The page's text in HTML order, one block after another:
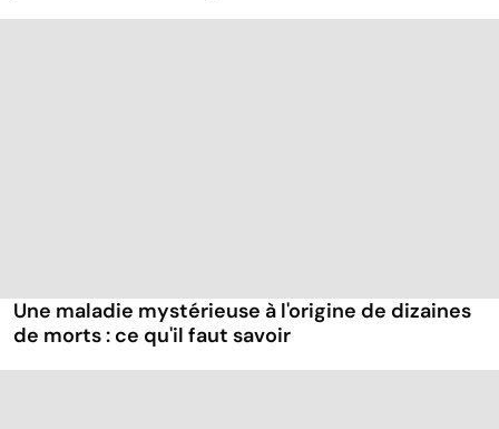
Une maladie mystérieuse à l'origine de dizaines
de morts : ce qu'il faut savoir